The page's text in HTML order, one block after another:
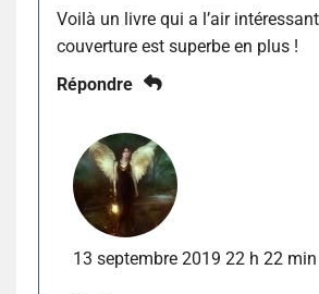
Voilà un livre qui a l’air
couverture est superbe en plus !
Répondre
13 septembre 2019 22 h 22 min